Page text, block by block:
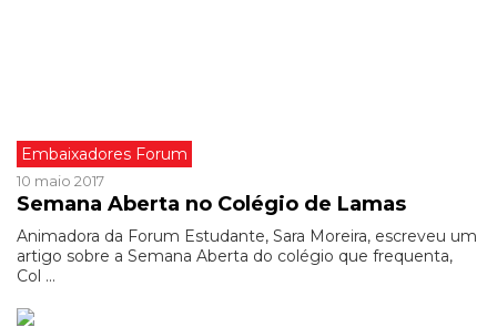
Embaixadores Forum
10 maio 2017
Semana Aberta no Colégio de Lamas
Animadora da Forum Estudante, Sara Moreira, escreveu um
artigo sobre a Semana Aberta do colégio que frequenta,
Col ...